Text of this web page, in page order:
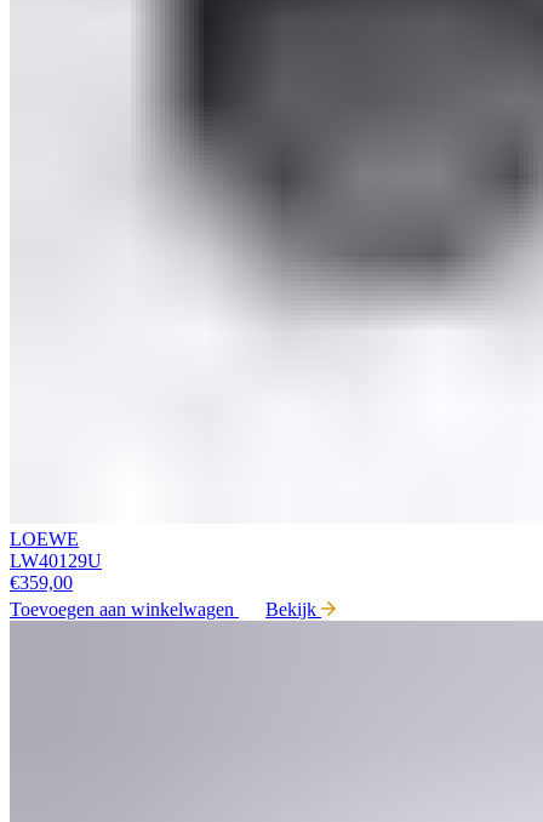
LOEWE
LW40129U
€359,00
Toevoegen aan winkelwagen
Bekijk